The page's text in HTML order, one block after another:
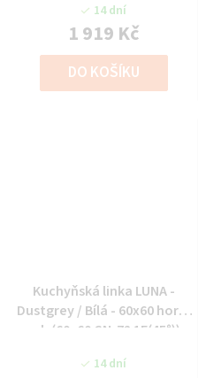
14 dní
1 919 Kč
DO KOŠÍKU
Kuchyňská linka LUNA -
Dustgrey / Bílá - 60x60 horní
roh (60x60 GN-72 1F(45°))
14 dní